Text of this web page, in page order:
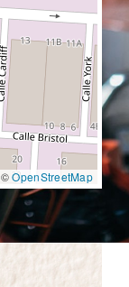
©OpenStreetMap